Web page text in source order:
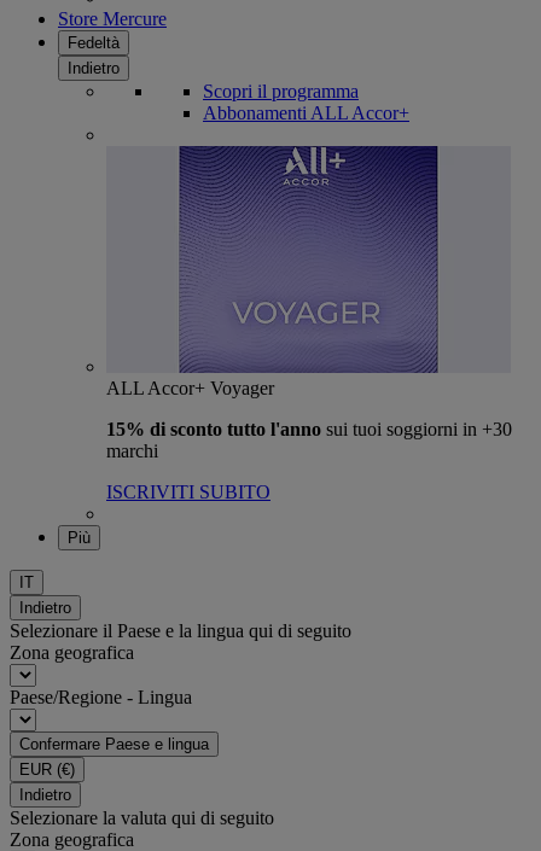
Store Mercure
Fedeltà
Indietro
Scopri il programma
Abbonamenti ALL Accor+
ALL Accor+ Voyager
15% di sconto tutto l'anno sui tuoi soggiorni in +30
marchi
ISCRIVITI SUBITO
Più
IT
Indietro
Selezionare il Paese e la lingua qui di seguito
Zona geografica
Paese/Regione - Lingua
Confermare Paese e lingua
EUR (€)
Indietro
Selezionare la valuta qui di seguito
Zona geografica